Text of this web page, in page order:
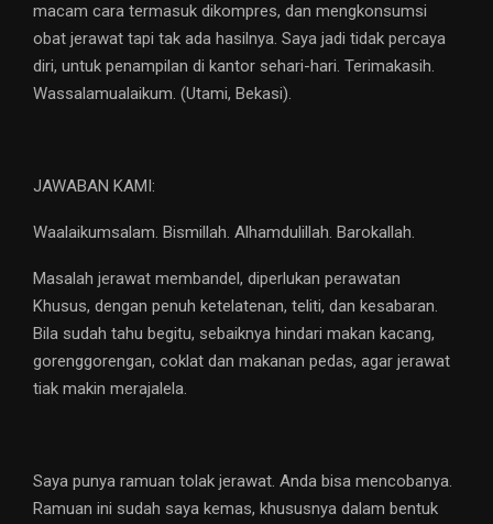
macam cara termasuk dikompres, dan mengkonsumsi
obat jerawat tapi tak ada hasilnya. Saya jadi tidak percaya
diri, untuk penampilan di kantor sehari-hari. Terimakasih.
Wassalamualaikum. (Utami, Bekasi).
JAWABAN KAMI:
Waalaikumsalam. Bismillah. Alhamdulillah. Barokallah.
Masalah jerawat membandel, diperlukan perawatan
Khusus, dengan penuh ketelatenan, teliti, dan kesabaran.
Bila sudah tahu begitu, sebaiknya hindari makan kacang,
gorenggorengan, coklat dan makanan pedas, agar jerawat
tiak makin merajalela.
Saya punya ramuan tolak jerawat. Anda bisa mencobanya.
Ramuan ini sudah saya kemas, khususnya dalam bentuk